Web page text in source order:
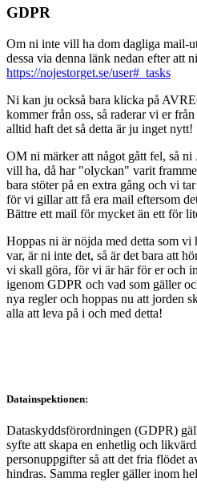
GDPR
Om ni inte vill ha dom dagliga mail-
dessa via denna länk nedan efter att
https://nojestorget.se/user#_tasks
Ni kan ju också bara klicka på
kommer från oss, så raderar vi er
alltid haft det så detta är ju inget nytt!
OM ni märker att något gått fel, så
vill ha, då har "olyckan" varit
bara stöter på en extra gång och vi
för vi gillar att få era mail eftersom
Bättre ett mail för mycket än ett för
Hoppas ni är nöjda med detta som vi
var, är ni inte det, så är det bara att
vi skall göra, för vi är här för er och
igenom GDPR och vad som gäller
nya regler och hoppas nu att jorden
alla att leva på i och med detta!
Datainspektionen:
Dataskyddsförordningen (GDPR)
syfte att skapa en enhetlig och
personuppgifter så att det fria flödet
hindras. Samma regler gäller inom